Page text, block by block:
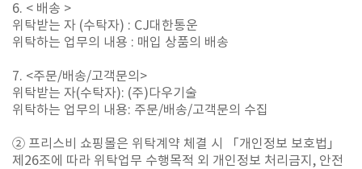
6. < 배송 >
위탁받는 자 (수탁자) : CJ대한통운
위탁하는 업무의 내용 : 매입 상품의 배송
7. <주문/배송/고객문의 >
위탁받는 자(수탁자): (주)다우기술
위탁하는 업무의 내용: 주문/배송/고객문의 수집
② 프리스비 쇼핑몰은 위탁계약 체결 시 「개인정보 보호법」
제26조에 따라 위탁업무 수행목적 외 개인정보 처리금지, 안전